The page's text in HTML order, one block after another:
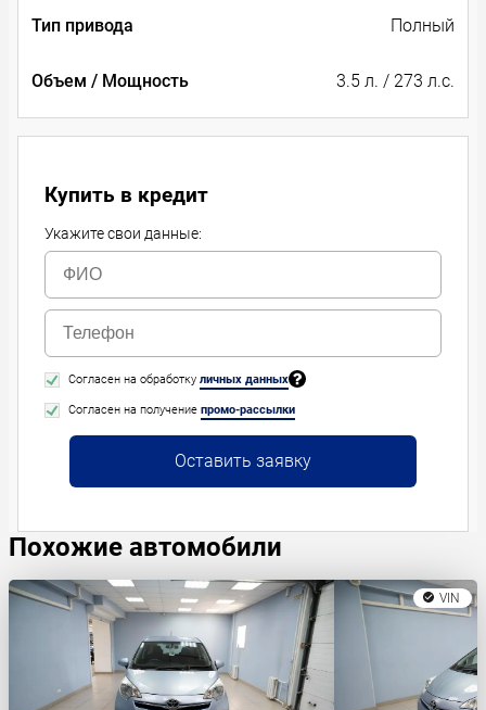
Тип привода Полный
Объем / Мощность 3.5 л. / 273 л.с.
Купить в кредит
Укажите свои данные:
Согласен на обработку личных данных
Согласен на получение промо-рассылки
Оставить заявку
Похожие автомобили
VIN